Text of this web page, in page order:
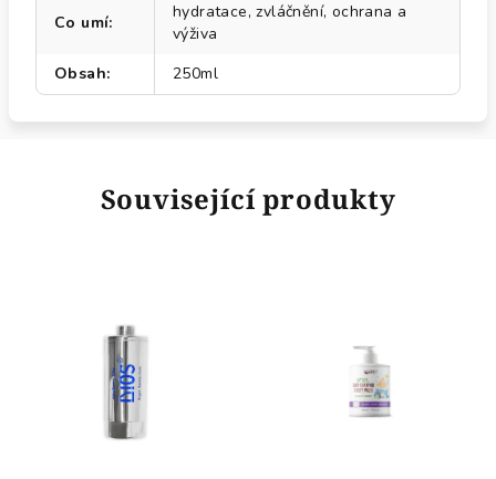
Co umí:
hydratace, zvláčnění, ochrana a
výživa
Obsah: 250ml
Související produkty